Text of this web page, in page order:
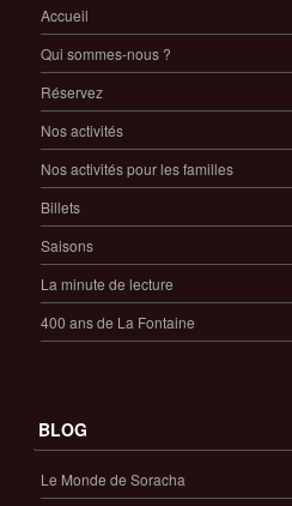
Accueil
Qui sommes-nous ?
Réservez
Nos activités
Nos activités pour les familles
Billets
Saisons
La minute de lecture
400 ans de La Fontaine
BLOG
Le Monde de Soracha